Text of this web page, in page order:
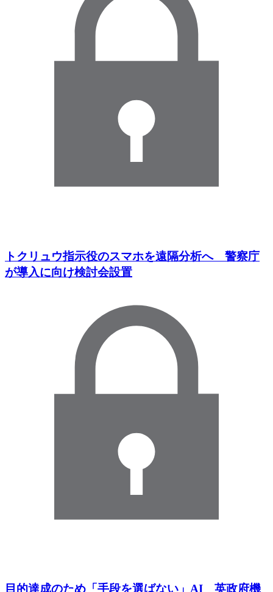
トクリュウ指示役のスマホを遠隔分析へ 警察庁
が導入に向け検討会設置
目的達成のため「手段を選ばない」AI 英政府機